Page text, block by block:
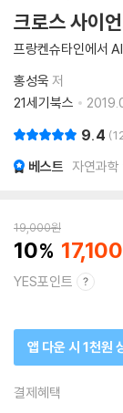
크로스 사이
프랑켄슈타인에서
홍성욱 저
21세기북스
9.4
베스트 자연과
19,000원
10 17,100
YES포인트
앱 다운 시 1천원
결제혜택